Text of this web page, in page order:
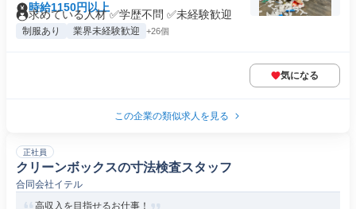
時給1150円以上
求めている人材 ✅学歴不問 ✅未経験歓迎
制服あり 業界未経験歓迎 +26個
気になる
この企業の類似求人を見る
正社員
クリーンボックスの寸法検査スタッフ
合同会社イテル
高収入を目指せるお仕事！